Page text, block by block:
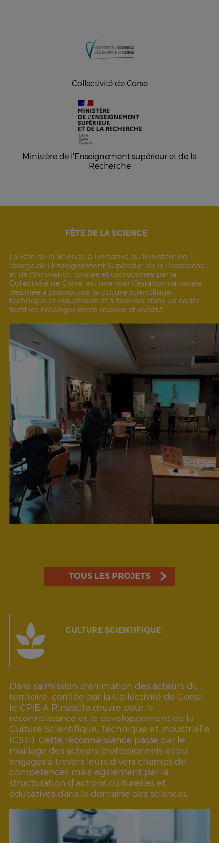
Collectivité de Corse
Ministère de l'Enseignement supérieur et de la
Recherche
FÊTE DE LA SCIENCE
La Fête de la Science, à l’initiative du Ministère en
charge de l’Enseignement Supérieur, de la Recherche
et de l’Innovation, pilotée et coordonnée par la
Collectivité de Corse, est une manifestation nationale
destinée à promouvoir la culture scientifique,
technique et industrielle et à favoriser dans un cadre
festif les échanges entre science et société.
TOUS LES PROJETS
CULTURE SCIENTIFIQUE
Dans sa mission d’animation des acteurs du
territoire, confiée par la Collectivité de Corse,
le CPIE A Rinascita œuvre pour la
reconnaissance et le développement de la
Culture Scientifique, Technique et Industrielle
(CSTI). Cette reconnaissance passe par le
maillage des acteurs professionnels et ou
engagés à travers leurs divers champs de
compétences mais également par la
structuration d’actions culturelles et
éducatives dans le domaine des sciences.